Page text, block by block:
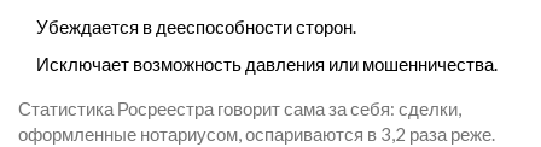
Убеждается в дееспособности сторон.
Исключает возможность давления или мошенничества.
Статистика Росреестра говорит сама за себя: сделки,
оформленные нотариусом, оспариваются в 3,2 раза реже.